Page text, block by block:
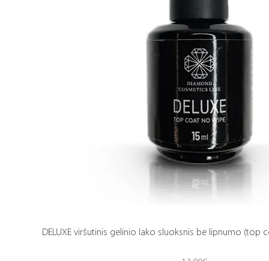
DELUXE viršutinis gelinio lako sluoksnis be lipnumo (top